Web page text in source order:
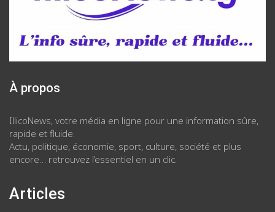
À propos
IllicoNews, votre média en ligne pour une information sûre,
rapide et fluide.
Actu, politique, économie, sport, culture, société et plus
encore… retrouvez l’essentiel en un clic.
Articles